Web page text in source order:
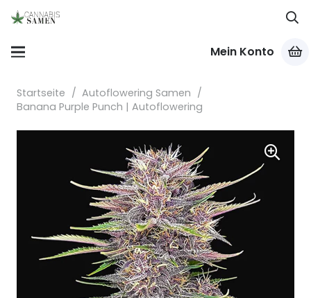
Mein Konto
Startseite / Autoflowering Samen /
Banana Purple Punch | Autoflowering